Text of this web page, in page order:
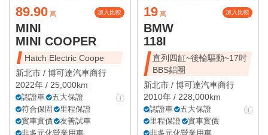
89.90 萬 加入比較
MINI
MINI COOPER
Hatch Electric Coope
新北市 / 博可達汽車商行
2022年 / 25,000km
認證車
五大保證
符合保固
里程保證
實車實價
友善試車
非多元化營業用車
19 萬 加入比較
BMW
118I
直列四缸~後輪驅動~17吋
BBS鋁圈
新北市 / 博可達汽車商行
2010年 / 228,000km
認證車
五大保證
里程保證
實車實價
非多元化營業用車